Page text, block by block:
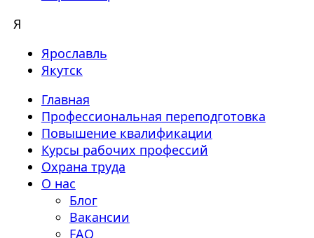
Я
Ярославль
Якутск
Главная
Профессиональная переподготовка
Повышение квалификации
Курсы рабочих профессий
Охрана труда
О нас
Блог
Вакансии
FAQ